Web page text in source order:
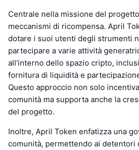
Centrale nella missione del
meccanismi di ricompensa. April
dotare i suoi utenti degli strumenti
partecipare a varie attività
all'interno dello spazio cripto,
fornitura di liquidità e
Questo approccio non solo
comunità ma supporta anche la
del progetto.
Inoltre, April Token enfatizza una
comunità, permettendo ai detentori